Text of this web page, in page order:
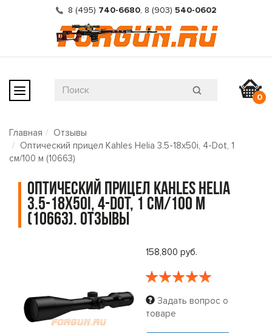
8 (495) 740-6680, 8 (903) 540-0602
0
Главная
Отзывы
Оптический прицел Kahles Helia 3.5-18x50i, 4-Dot, 1
см/100 м (10663)
Оптический прицел Kahles Helia
3.5-18x50i, 4-Dot, 1 см/100 м
(10663). Отзывы
158,800 руб.
Задать вопрос о
товаре